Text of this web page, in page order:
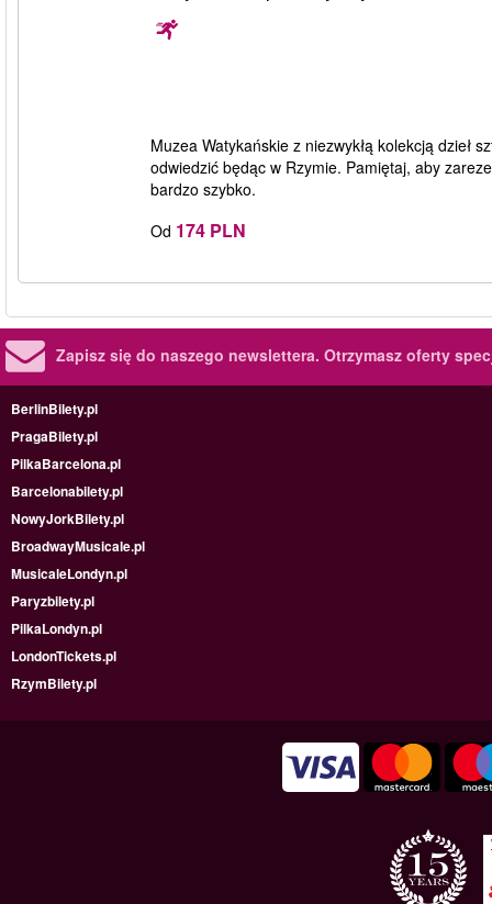
Muzea Watykańskie z niezwykłą kolekcją dzieł
odwiedzić będąc w Rzymie. Pamiętaj, aby
bardzo szybko.
Od 174 PLN
Zapisz się do naszego newslettera. Otrzymasz oferty
BerlinBilety.pl
PragaBilety.pl
PilkaBarcelona.pl
Barcelonabilety.pl
NowyJorkBilety.pl
BroadwayMusicale.pl
MusicaleLondyn.pl
Paryzbilety.pl
PilkaLondyn.pl
LondonTickets.pl
RzymBilety.pl